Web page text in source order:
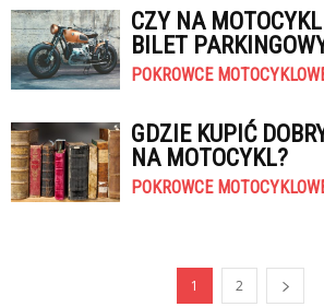
CZY NA
BILET
POKROWCE
GDZIE KUPIĆ
NA MOTOCYKL?
POKROWCE
1 2